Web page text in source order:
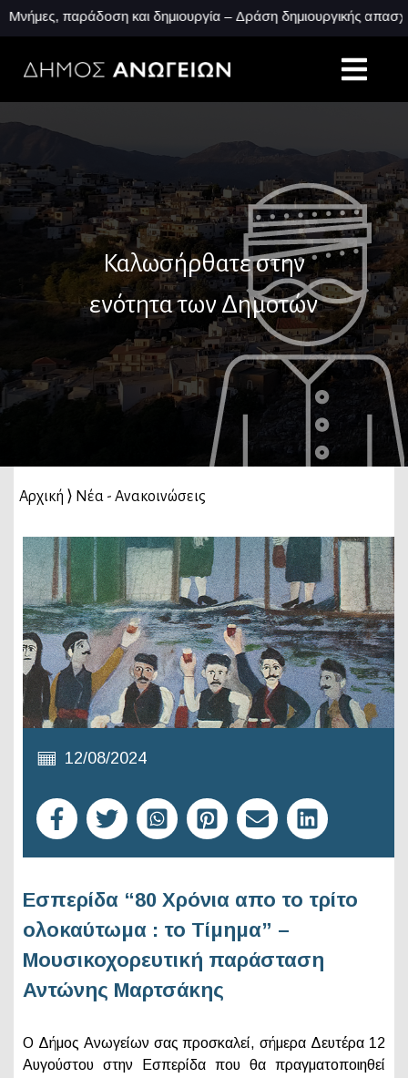
παράδοση και δημιουργία – Δράση δημιουργικής απασχόλησης
Καλωσήρθατε στην
ενότητα των Δημοτών
Αρχική ⟩ Νέα - Ανακοινώσεις
12/08/2024
Εσπερίδα “80 Χρόνια απο το τρίτο
ολοκαύτωμα : το Τίμημα” –
Μουσικοχορευτική παράσταση
Αντώνης Μαρτσάκης
Ο Δήμος Ανωγείων σας προσκαλεί, σήμερα Δευτέρα 12
Αυγούστου στην Εσπερίδα που θα πραγματοποιηθεί